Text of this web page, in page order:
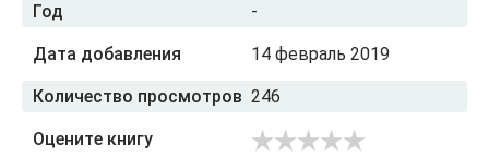
Год -
Дата добавления 14 февраль 2019
Количество просмотров 246
Оцените книгу